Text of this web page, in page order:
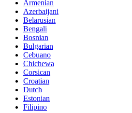
Armenian
Azerbaijani
Belarusian
Bengali
Bosnian
Bulgarian
Cebuano
Chichewa
Corsican
Croatian
Dutch
Estonian
Filipino